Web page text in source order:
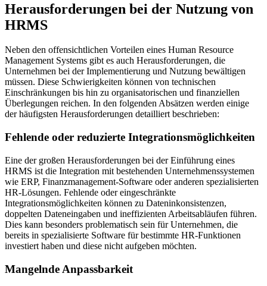
Herausforderungen bei der Nutzung von
HRMS
Neben den offensichtlichen Vorteilen eines Human Resource
Management Systems gibt es auch Herausforderungen, die
Unternehmen bei der Implementierung und Nutzung bewältigen
müssen. Diese Schwierigkeiten können von technischen
Einschränkungen bis hin zu organisatorischen und finanziellen
Überlegungen reichen. In den folgenden Absätzen werden einige
der häufigsten Herausforderungen detailliert beschrieben:
Fehlende oder reduzierte Integrationsmöglichkeiten
Eine der großen Herausforderungen bei der Einführung eines
HRMS ist die Integration mit bestehenden Unternehmenssystemen
wie ERP, Finanzmanagement-Software oder anderen spezialisierten
HR-Lösungen. Fehlende oder eingeschränkte
Integrationsmöglichkeiten können zu Dateninkonsistenzen,
doppelten Dateneingaben und ineffizienten Arbeitsabläufen führen.
Dies kann besonders problematisch sein für Unternehmen, die
bereits in spezialisierte Software für bestimmte HR-Funktionen
investiert haben und diese nicht aufgeben möchten.
Mangelnde Anpassbarkeit